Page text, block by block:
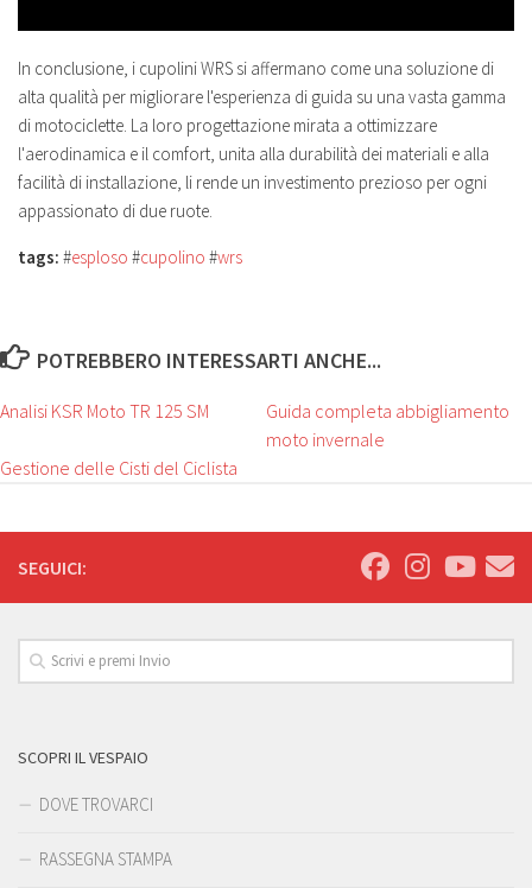
In conclusione, i cupolini WRS si affermano come una soluzione di
alta qualità per migliorare l'esperienza di guida su una vasta gamma
di motociclette. La loro progettazione mirata a ottimizzare
l'aerodinamica e il comfort, unita alla durabilità dei materiali e alla
facilità di installazione, li rende un investimento prezioso per ogni
appassionato di due ruote.
tags: #esploso #cupolino #wrs
POTREBBERO INTERESSARTI ANCHE...
Analisi KSR Moto TR 125 SM
Guida completa abbigliamento
moto invernale
Gestione delle Cisti del Ciclista
SEGUICI:
SCOPRI IL VESPAIO
DOVE TROVARCI
RASSEGNA STAMPA